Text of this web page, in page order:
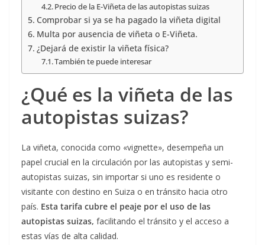
Precio de la E-Viñeta de las autopistas suizas
Comprobar si ya se ha pagado la viñeta digital
Multa por ausencia de viñeta o E-Viñeta.
¿Dejará de existir la viñeta física?
También te puede interesar
¿Qué es la viñeta de las
autopistas suizas?
La viñeta, conocida como «vignette», desempeña un
papel crucial en la circulación por las autopistas y semi-
autopistas suizas, sin importar si uno es residente o
visitante con destino en Suiza o en tránsito hacia otro
país. Esta tarifa cubre el peaje por el uso de las
autopistas suizas, facilitando el tránsito y el acceso a
estas vías de alta calidad.